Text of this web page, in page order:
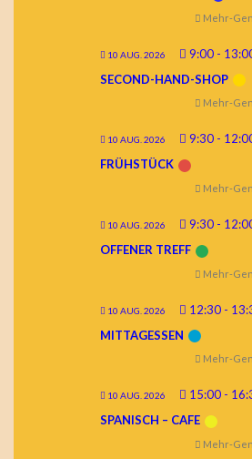
Mehr-
10 AUG. 2026 9:00 -
SECOND-HAND-SHOP
Mehr-
10 AUG. 2026 9:30 -
FRÜHSTÜCK
Mehr-
10 AUG. 2026 9:30 -
OFFENER TREFF
Mehr-
10 AUG. 2026 12:30 -
MITTAGESSEN
Mehr-
10 AUG. 2026 15:00 -
SPANISCH – CAFE
Mehr-